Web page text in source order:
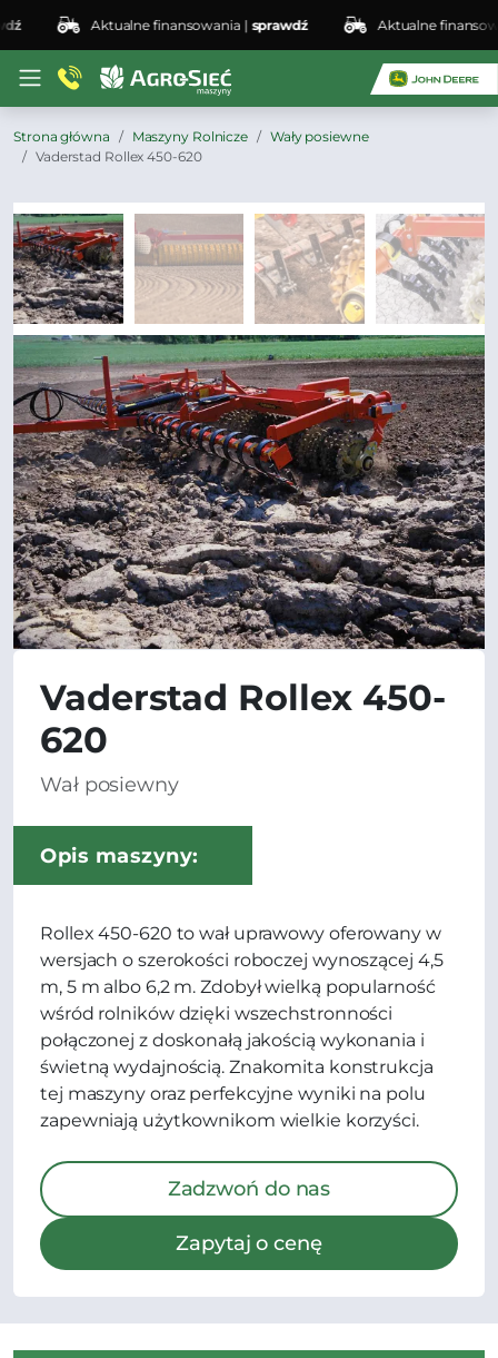
Aktualne finansowania |sprawdź Aktualne
Strona główna Maszyny Rolnicze
Wały posiewne
Vaderstad Rollex 450-620
Vaderstad Rollex 450-
620
Wał posiewny
Opis maszyny:
Rollex 450-620 to wał uprawowy oferowany w
wersjach o szerokości roboczej wynoszącej 4,5
m, 5 m albo 6,2 m. Zdobył wielką popularność
wśród rolników dzięki wszechstronności
połączonej z doskonałą jakością wykonania i
świetną wydajnością. Znakomita konstrukcja
tej maszyny oraz perfekcyjne wyniki na polu
zapewniają użytkownikom wielkie korzyści.
Zadzwoń do nas
Zapytaj o cenę